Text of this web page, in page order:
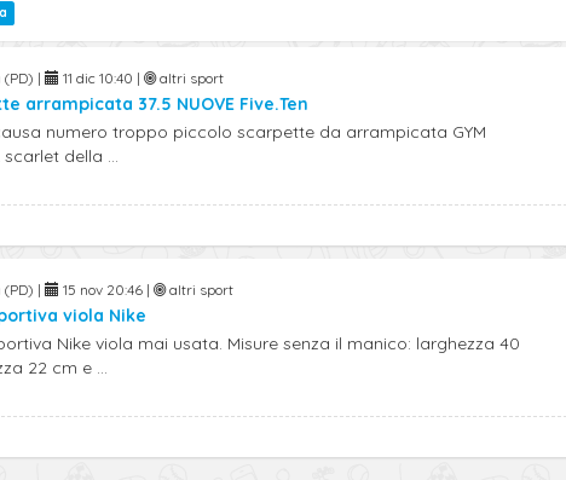
(PD) | 11 dic 10:40 | altri sport
arrampicata 37.5 NUOVE Five.Ten
numero troppo piccolo scarpette da arrampicata GYM
scarlet della ...
(PD) | 15 nov 20:46 | altri sport
viola Nike
Nike viola mai usata. Misure senza il manico: larghezza 40
22 cm e ...